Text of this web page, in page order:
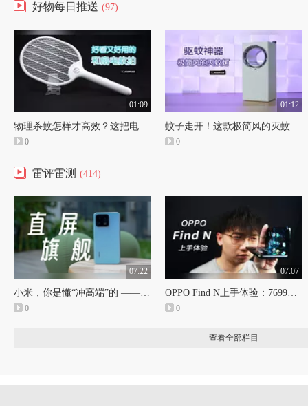
好物每日推送 (97)
01:09
物理杀蚊怎样才高效？这把电蚊拍好看又好用
0
01:12
蚊子走开！这款极简风的灭蚊灯，能让你安心度过整个夏天
0
雷评雷测 (414)
07:22
小米，你是懂“冲高端”的 —— Xiaomi 13首发体验
0
07:07
OPPO Find N上手体验：7699的折叠屏，真的好用吗
0
查看全部栏目